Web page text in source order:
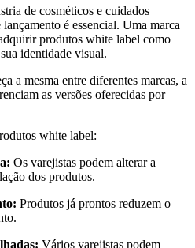
de cosméticos e cuidados
é essencial. Uma marca
produtos white label como
identidade visual.
a mesma entre diferentes marcas, a
as versões oferecidas por
white label:
Os varejistas podem alterar a
dos produtos.
Produtos já prontos reduzem o
Vários varejistas podem